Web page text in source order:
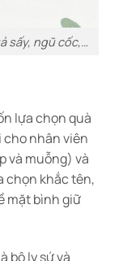
sấy, ngũ cốc,…
lựa chọn quà
cho nhân viên
và muỗng) và
chọn khắc tên,
mặt bình giữ
bộ ly sứ và